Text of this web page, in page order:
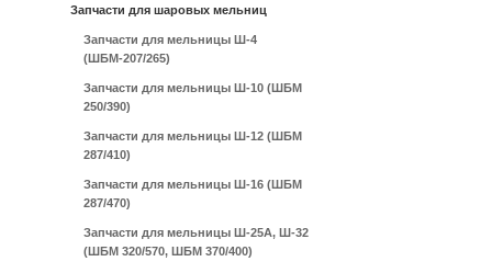
Запчасти для шаровых мельниц
Запчасти для мельницы Ш-4
(ШБМ-207/265)
Запчасти для мельницы Ш-10 (ШБМ
250/390)
Запчасти для мельницы Ш-12 (ШБМ
287/410)
Запчасти для мельницы Ш-16 (ШБМ
287/470)
Запчасти для мельницы Ш-25А, Ш-32
(ШБМ 320/570, ШБМ 370/400)